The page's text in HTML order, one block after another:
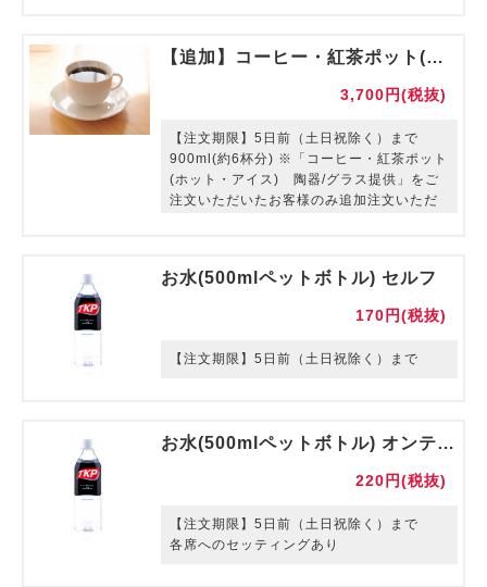
【追加】コーヒー・紅茶ポット(ホット・アイス) 陶器/グラス提供
3,700円(税抜)
【注文期限】5日前（土日祝除く）まで
900ml(約6杯分) ※「コーヒー・紅茶ポット
(ホット・アイス) 陶器/グラス提供」をご
注文いただいたお客様のみ追加注文いただ
お水(500mlペットボトル) セルフ
170円(税抜)
【注文期限】5日前（土日祝除く）まで
お水(500mlペットボトル) オンテーブル
220円(税抜)
【注文期限】5日前（土日祝除く）まで
各席へのセッティングあり